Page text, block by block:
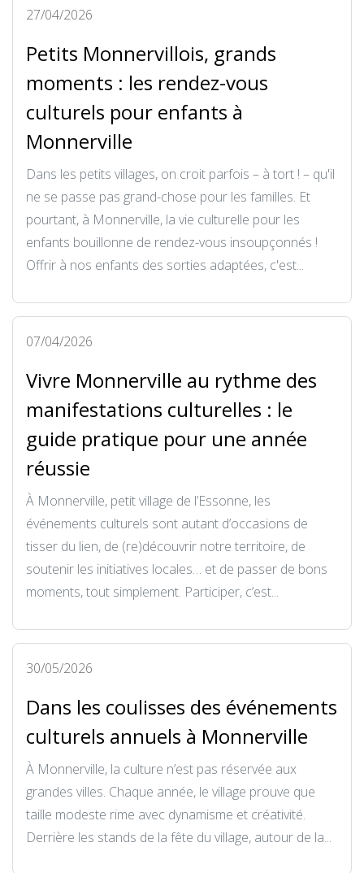
27/04/2026
Petits Monnervillois, grands
moments : les rendez-vous
culturels pour enfants à
Monnerville
Dans les petits villages, on croit parfois – à tort ! – qu'il
ne se passe pas grand-chose pour les familles. Et
pourtant, à Monnerville, la vie culturelle pour les
enfants bouillonne de rendez-vous insoupçonnés !
Offrir à nos enfants des sorties adaptées, c'est...
07/04/2026
Vivre Monnerville au rythme des
manifestations culturelles : le
guide pratique pour une année
réussie
À Monnerville, petit village de l’Essonne, les
événements culturels sont autant d’occasions de
tisser du lien, de (re)découvrir notre territoire, de
soutenir les initiatives locales… et de passer de bons
moments, tout simplement. Participer, c’est...
30/05/2026
Dans les coulisses des événements
culturels annuels à Monnerville
À Monnerville, la culture n’est pas réservée aux
grandes villes. Chaque année, le village prouve que
taille modeste rime avec dynamisme et créativité.
Derrière les stands de la fête du village, autour de la...